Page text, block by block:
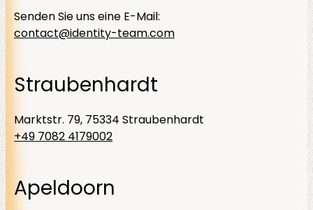
Senden Sie uns eine E-Mail:
contact@identity-team.com
Straubenhardt
Marktstr. 79, 75334 Straubenhardt
+49 7082 4179002
Apeldoorn